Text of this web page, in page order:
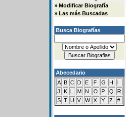
» Modificar Biografía
» Las más Buscadas
Busca Biografías
Abecedario
A B C D E F G H
I
J
K L M N O P Q
R
S T U V W X Y Z #